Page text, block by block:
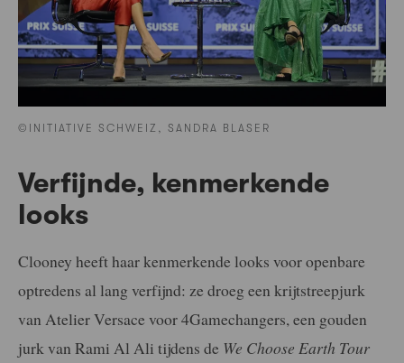
©INITIATIVE SCHWEIZ, SANDRA BLASER
Verfijnde, kenmerkende
looks
Clooney heeft haar kenmerkende looks voor openbare
optredens al lang verfijnd: ze droeg een krijtstreepjurk
van Atelier Versace voor 4Gamechangers, een gouden
jurk van Rami Al Ali tijdens de We Choose Earth Tour